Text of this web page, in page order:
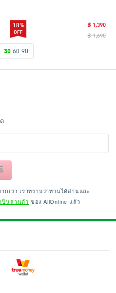
18%
฿ 1,390
฿ 1,690
30 60 90
กเรา เราทราบว่าท่านได้อ่านและ
ป็นส่วนตัว ของ AllOnline แล้ว